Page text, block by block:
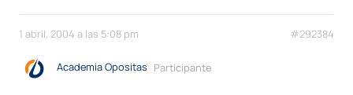
1 abril, 2004 a las 5:08 pm #292384
Academia Opositas Participante